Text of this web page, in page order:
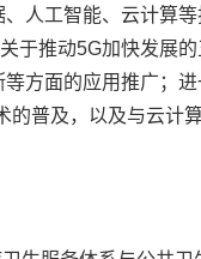
人工智能、云计算
于推动5G加快发展
方面的应用推广；
的普及，以及与云计